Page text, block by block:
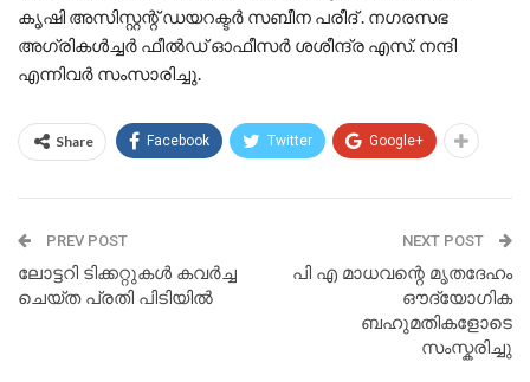
കൃഷി അസിസ്റ്റന്റ് ഡയറക്ടർ സബീന പരീദ് . നഗരസഭ
അഗ്രികൾച്ചർ ഫീൽഡ് ഓഫീസർ ശശീന്ദ്ര എസ്. നന്ദി
എന്നിവർ സംസാരിച്ചു.
Share Facebook Twitter Google+
PREV POST
ലോട്ടറി ടിക്കറ്റുകള്‍ കവര്‍ച്ച
ചെയ്ത പ്രതി പിടിയില്‍
NEXT POST
പി എ മാധവന്റെ മൃതദേഹം
ഔദ്യോഗിക
ബഹുമതികളോടെ
സംസ്കരിച്ചു